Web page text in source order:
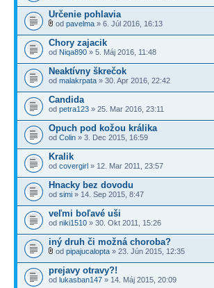
Určenie pohlavia
od pavelma » 6. Júl 2016, 16:13
Chory zajacik
od Niqa890 » 5. Máj 2016, 11:48
Neaktívny škrečok
od malakrpata » 30. Apr 2016, 22:42
Candida
od petra123 » 25. Mar 2016, 23:11
Opuch pod kožou králika
od Colin » 3. Dec 2015, 16:59
Kralik
od covergirl » 12. Mar 2011, 23:57
Hnacky bez dovodu
od simi » 14. Sep 2015, 8:47
veľmi boľavé uši
od niki1510 » 30. Okt 2011, 15:26
iný druh či možná choroba?
od pipajucalopta » 23. Jún 2015, 12:35
prejavy otravy?!
od lukasban147 » 14. Máj 2015, 20:09